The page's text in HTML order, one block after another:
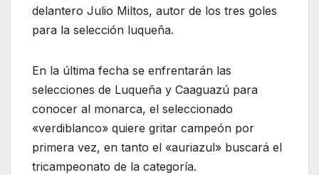
delantero Julio Miltos, autor de los tres goles
para la selección luqueña.
En la última fecha se enfrentarán las
selecciones de Luqueña y Caaguazú para
conocer al monarca, el seleccionado
«verdiblanco» quiere gritar campeón por
primera vez, en tanto el «auriazul» buscará el
tricampeonato de la categoría.